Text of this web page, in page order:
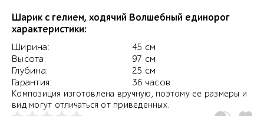
Шарик с гелием, ходячий Волшебный единорог
характеристики:
Ширина:
Высота:
Глубина:
Гарантия:
45 см
97 см
25 см
36 часов
Композиция изготовлена вручную, поэтому ее размеры и
вид могут отличаться от приведенных.